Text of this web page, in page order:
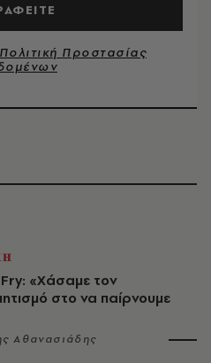
«Χάσαμε τον
στο να παίρνουμε
Αθανασιάδης
Πολιτική Προστασίας